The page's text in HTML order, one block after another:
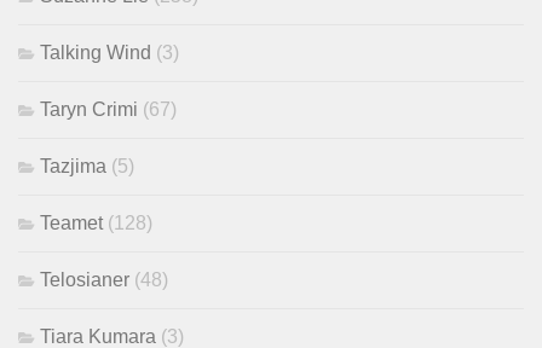
Talking Wind (3)
Taryn Crimi (67)
Tazjima (5)
Teamet (128)
Telosianer (48)
Tiara Kumara (3)